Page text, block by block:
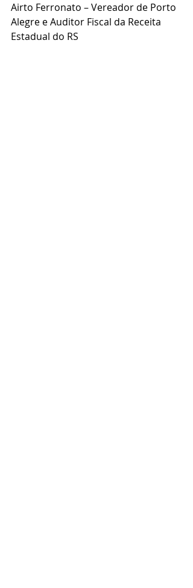
Airto Ferronato – Vereador de Porto
Alegre e Auditor Fiscal da Receita
Estadual do RS